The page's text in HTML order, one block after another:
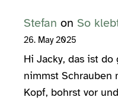
Stefan on So
26. May 2025
Hi Jacky, das ist do
nimmst Schrauben
Kopf, bohrst vor